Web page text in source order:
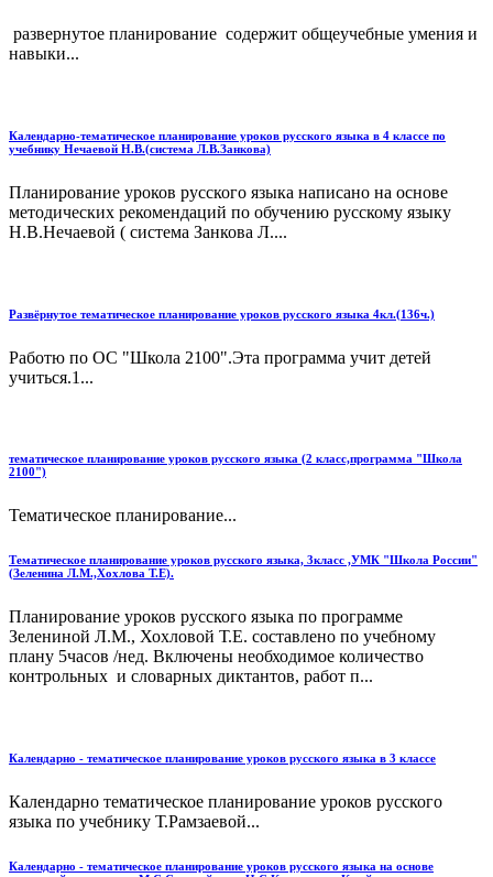
развернутое планирование содержит общеучебные умения и
навыки...
Календарно-тематическое планирование уроков русского языка в 4 классе по
учебнику Нечаевой Н.В.(система Л.В.Занкова)
Планирование уроков русского языка написано на основе
методических рекомендаций по обучению русскому языку
Н.В.Нечаевой ( система Занкова Л....
Развёрнутое тематическое планирование уроков русского языка 4кл.(136ч.)
Работю по ОС "Школа 2100".Эта программа учит детей
учиться.1...
тематическое планирование уроков русского языка (2 класс,программа "Школа
2100")
Тематическое планирование...
Тематическое планирование уроков русского языка, 3класс ,УМК "Школа России"
(Зеленина Л.М.,Хохлова Т.Е).
Планирование уроков русского языка по программе
Зелениной Л.М., Хохловой Т.Е. составлено по учебному
плану 5часов /нед. Включены необходимое количество
контрольных и словарных диктантов, работ п...
Календарно - тематическое планирование уроков русского языка в 3 классе
Календарно тематическое планирование уроков русского
языка по учебнику Т.Рамзаевой...
Календарно - тематическое планирование уроков русского языка на основе